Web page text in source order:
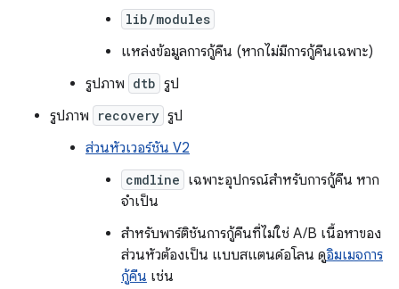
lib/modules
แหล่งข้อมูลการกู้คืน (หากไม่มีการกู้คืนเฉพาะ)
รูปภาพ dtb รูป
รูปภาพ
recovery รูป
ส่วนหัวเวอร์ชัน V2
cmdline เฉพาะอุปกรณ์สำหรับการกู้คืน หาก
จำเป็น
สำหรับพาร์ติชันการกู้คืนที่ไม่ใช่ A/B เนื้อหาของ
ส่วนหัวต้องเป็น แบบสแตนด์อโลน ดูอิมเมจการ
กู้คืน เช่น